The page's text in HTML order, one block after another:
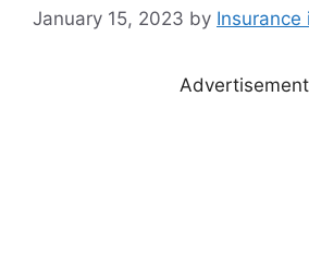
January 15, 2023 by Insurance
Advertisement